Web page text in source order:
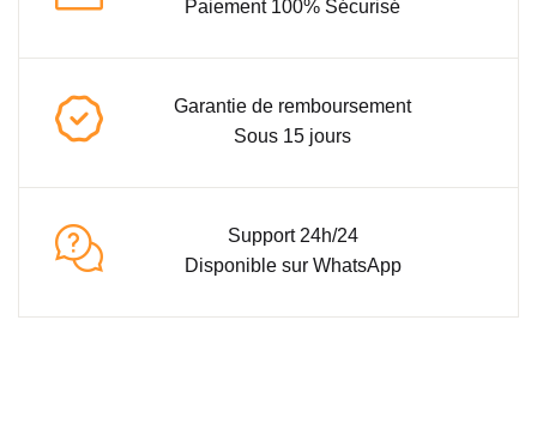
Paiement 100% Sécurisé
Garantie de remboursement
Sous 15 jours
Support 24h/24
Disponible sur WhatsApp